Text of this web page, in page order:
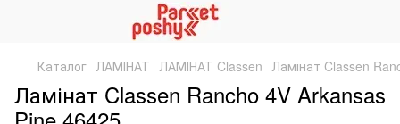
Каталог ЛАМІНАТ ЛАМІНАТ Classen Ламінат Classen
Ламінат Classen Rancho 4V Arkansas